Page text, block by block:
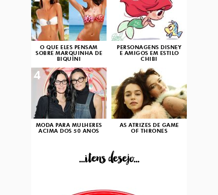
O QUE ELES PENSAM
SOBRE MARQUINHA DE
BIQUÍNI
PERSONAGENS DISNEY
E AMIGOS EM ESTILO
CHIBI
MODA PARA MULHERES
ACIMA DOS 50 ANOS
4
AS ATRIZES DE GAME
OF THRONES
...itens desejo...